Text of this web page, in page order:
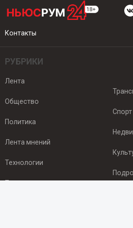
Контакты
РУБРИКИ
Лента
Общество
Политика
Лента мнений
Технологии
Происшествия
Спорт